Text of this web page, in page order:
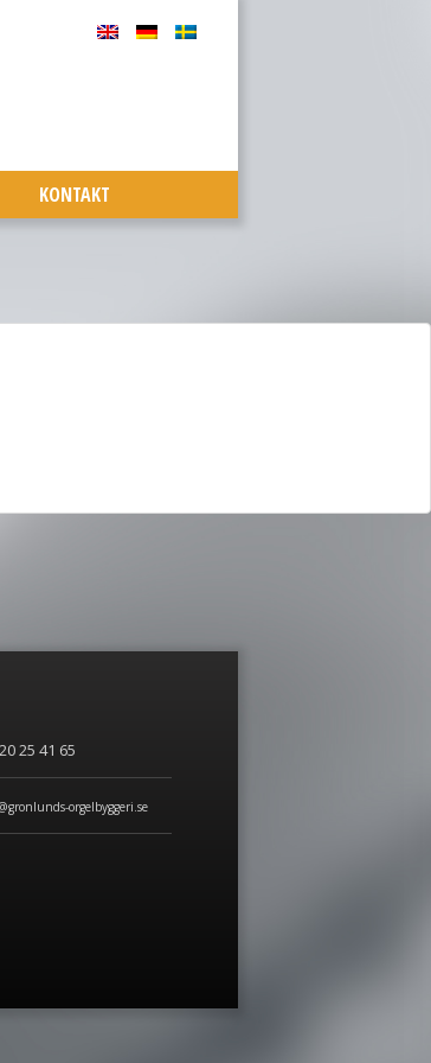
KONTAKT
25 41 65
orgelbyggeri.se